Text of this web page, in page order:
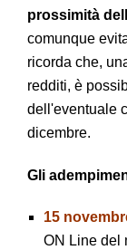
prossimità
comunque
ricorda che,
redditi, è
dell'eventuale
dicembre.
Gli
15
ON Line del